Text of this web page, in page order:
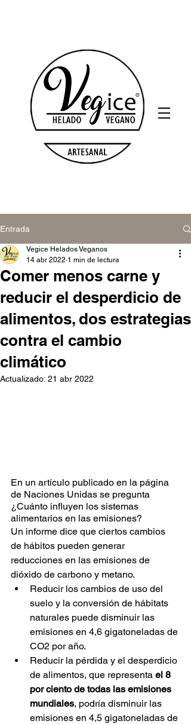
Entrada
Comer menos carne y
reducir el desperdicio de
alimentos, dos estrategias
contra el cambio
climático
Vegice Helados Veganos
14 abr 2022 1 min de lectura
Actualizado: 21 abr 2022
En un artículo publicado en la página
de Naciones Unidas se pregunta
¿Cuánto influyen los sistemas
alimentarios en las emisiones?
Un informe dice que ciertos cambios
de hábitos pueden generar
reducciones en las emisiones de
dióxido de carbono y metano.
Reducir los cambios de uso del
suelo y la conversión de hábitats
naturales puede disminuir las
emisiones en 4,6 gigatoneladas de
CO2 por año.
Reducir la pérdida y el desperdicio
de alimentos, que representa el 8
por ciento de todas las emisiones
mundiales, podría disminuir las
emisiones en 4,5 gigatoneladas de